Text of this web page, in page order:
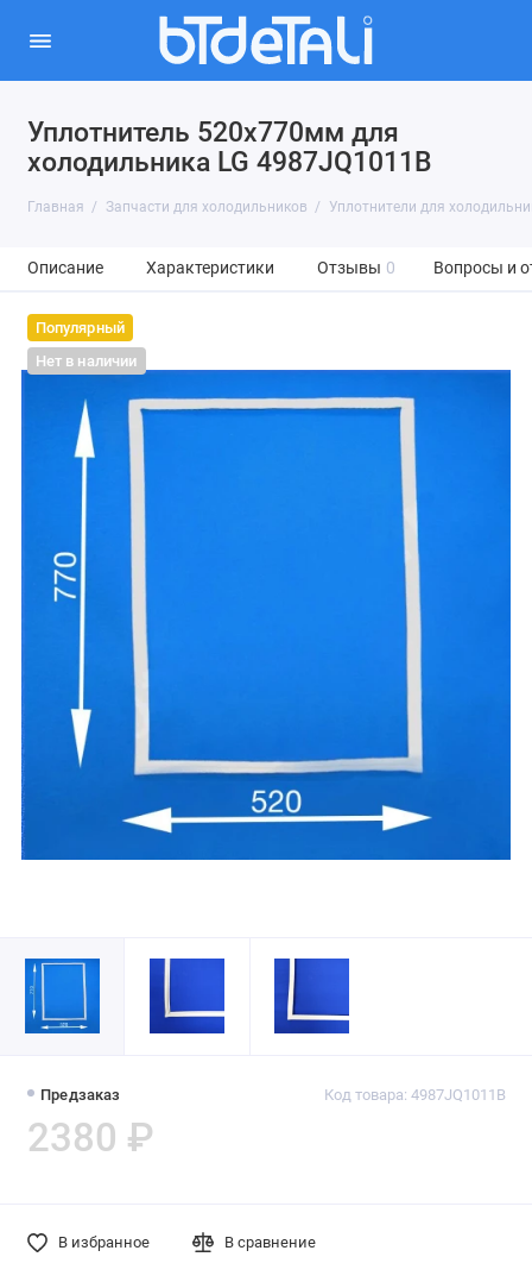
Уплотнитель 520x770мм для
холодильника LG 4987JQ1011B
Главная Запчасти для холодильников Уплотнители для
Описание Характеристики Отзывы 0 Вопросы и
Популярный
Нет в наличии
Предзаказ Код товара: 4987JQ1011B
2380 ₽
В избранное В сравнение